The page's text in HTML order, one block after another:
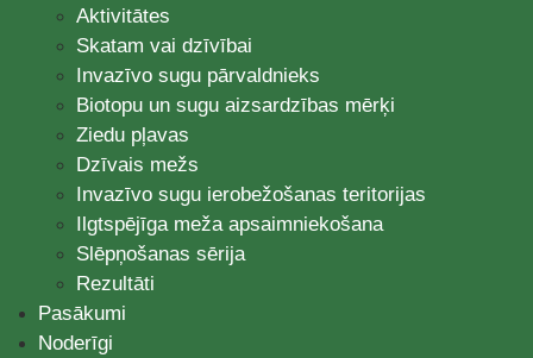
Aktivitātes
Skatam vai dzīvībai
Invazīvo sugu pārvaldnieks
Biotopu un sugu aizsardzības mērķi
Ziedu pļavas
Dzīvais mežs
Invazīvo sugu ierobežošanas teritorijas
Ilgtspējīga meža apsaimniekošana
Slēpņošanas sērija
Rezultāti
Pasākumi
Noderīgi